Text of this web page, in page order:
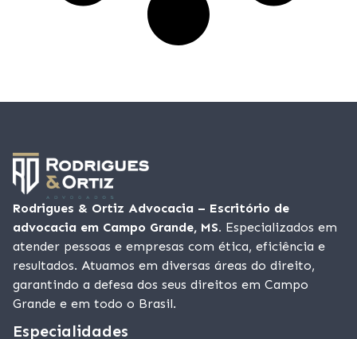
Rodrigues & Ortiz Advocacia – Escritório de
advocacia em Campo Grande, MS. Especializados em
atender pessoas e empresas com ética, eficiência e
resultados. Atuamos em diversas áreas do direito,
garantindo a defesa dos seus direitos em Campo
Grande e em todo o Brasil.
Especialidades